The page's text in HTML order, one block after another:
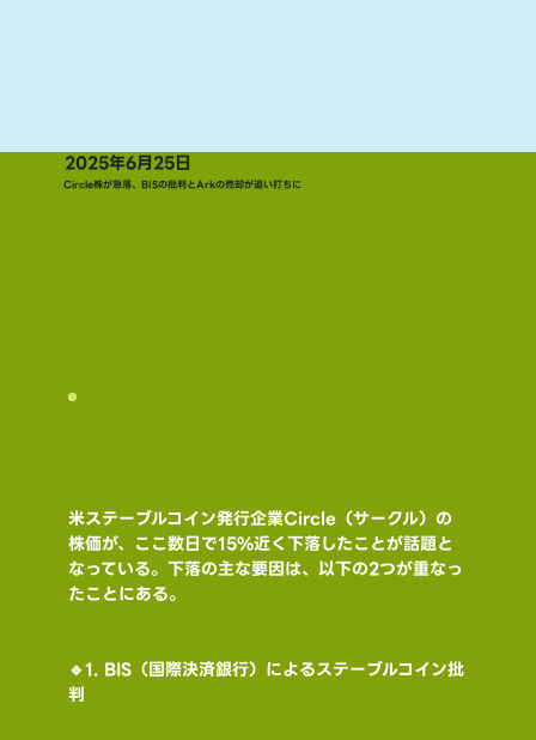
2025年6月25日
Circle株が急落、BISの批判とArkの売却が追い打ちに
米ステーブルコイン発行企業Circle（サークル）の
株価が、ここ数日で15%近く下落したことが話題と
なっている。下落の主な要因は、以下の2つが重なっ
たことにある。
🔹1. BIS（国際決済銀行）によるステーブルコイン批
判